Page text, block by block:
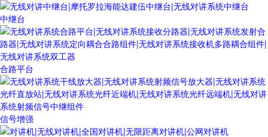
中继台
合路平台
信号增强